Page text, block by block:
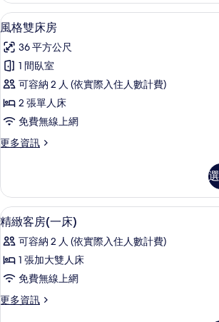
房
的
情
顯
示
風
格
雙
床
的
有
相
片
風格雙床房 |
6
風格雙床房
36 平方公尺
1 間臥室
可容納 2 人 (依實際入住人數計費)
2 張單人床
免費無線上網
更多資訊
更
雙
床
房
詳
情
顯
示
精
緻
房
客房內保險
11
精緻客房(一床)
可容納 2 人 (依實際入住人數計費)
1 張加大雙人床
免費無線上網
更多資訊
更